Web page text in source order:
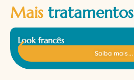
Mais tratamentos
Look francês
Saiba mais...